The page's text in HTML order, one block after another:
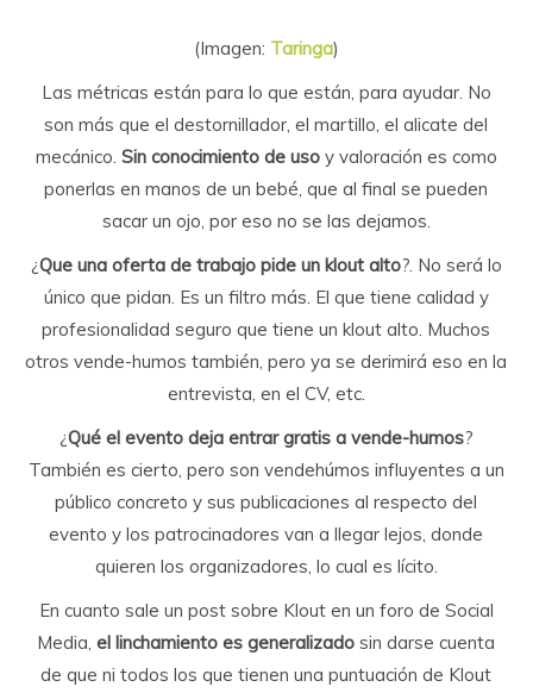
(Imagen: Taringa)
Las métricas están para lo que están, para ayudar. No
son más que el destornillador, el martillo, el alicate del
mecánico. Sin conocimiento de usoy valoración es como
ponerlas en manos de un bebé, que al final se pueden
sacar un ojo, por eso no se las dejamos.
¿Que una oferta de trabajo pide un klout alto?. No será lo
único que pidan. Es un filtro más. El que tiene calidad y
profesionalidad seguro que tiene un klout alto. Muchos
otros vende-humos también, pero ya se derimirá eso en la
entrevista, en el CV, etc.
¿Qué el evento deja entrar gratis a vende-humos?
También es cierto, pero son vendehúmos influyentes a un
público concreto y sus publicaciones al respecto del
evento y los patrocinadores van a llegar lejos, donde
quieren los organizadores, lo cual es lícito.
En cuanto sale un post sobre Klout en un foro de Social
Media, el linchamiento es generalizado sin darse cuenta
de que ni todos los que tienen una puntuación de Klout